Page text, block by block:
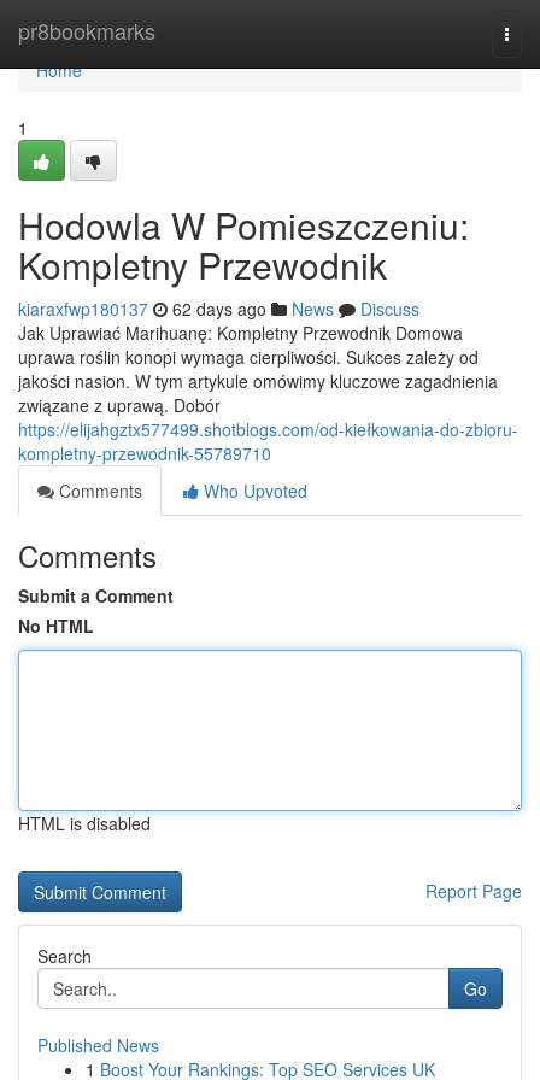
pr8bookmarks
Home
Home
1
Hodowla W Pomieszczeniu:
Kompletny Przewodnik
kiaraxfwp180137 62 days ago News
Discuss
Jak Uprawiać Marihuanę: Kompletny Przewodnik Domowa
uprawa roślin konopi wymaga cierpliwości. Sukces zależy od
jakości nasion. W tym artykule omówimy kluczowe zagadnienia
związane z uprawą. Dobór
https://elijahgztx577499.shotblogs.com/od-kiełkowania-do-zbioru-
kompletny-przewodnik-55789710
Comments
Who Upvoted
Comments
Submit a Comment
No HTML
HTML is disabled
Report Page
Search
Go
Published News
1 Boost Your Rankings: Top SEO Services UK